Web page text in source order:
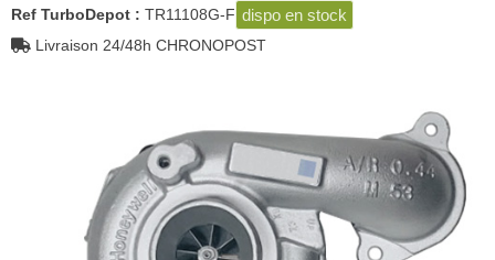
Ref TurboDepot : TR11108G-F dispo en stock
Livraison 24/48h CHRONOPOST